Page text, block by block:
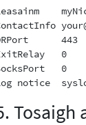
0
0
Tosaigh